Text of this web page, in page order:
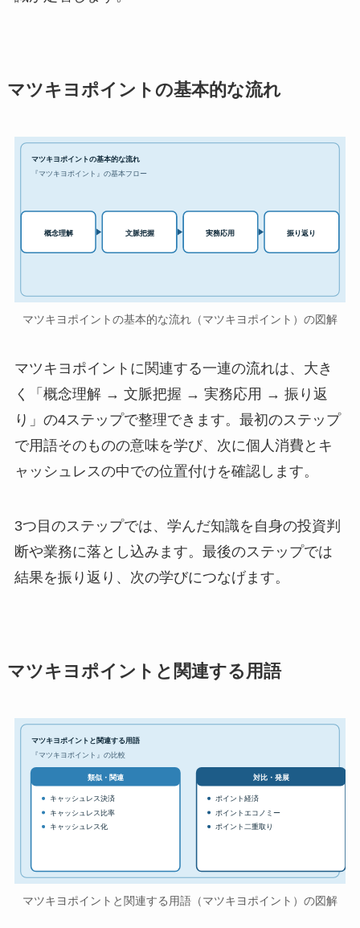
マツキヨポイントの基本的な流れ
マツキヨポイントの基本的な流れ
『マツキヨポイント』の基本フロー
概念理解 文脈把握 実務応用 振り返り
マツキヨポイントの基本的な流れ（マツキヨポイント）の図解
マツキヨポイントに関連する一連の流れは、大き
く「概念理解 → 文脈把握 → 実務応用 → 振り返
り」の4ステップで整理できます。最初のステップ
で用語そのものの意味を学び、次に個人消費とキ
ャッシュレスの中での位置付けを確認します。
3つ目のステップでは、学んだ知識を自身の投資判
断や業務に落とし込みます。最後のステップでは
結果を振り返り、次の学びにつなげます。
マツキヨポイントと関連する用語
マツキヨポイントと関連する用語
『マツキヨポイント』の比較
類似・関連
キャッシュレス決済
キャッシュレス比率
キャッシュレス化
対比・発展
ポイント経済
ポイントエコノミー
ポイント二重取り
マツキヨポイントと関連する用語（マツキヨポイント）の図解